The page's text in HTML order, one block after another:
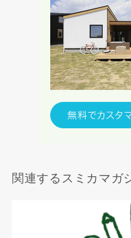
関連するスミカマガ